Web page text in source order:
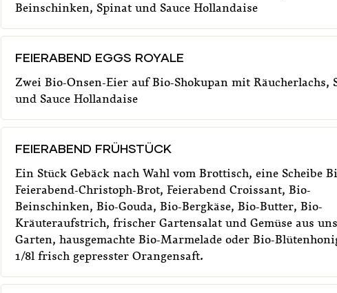
Beinschinken, Spinat und Sauce Hollandaise
FEIERABEND EGGS ROYALE
Zwei Bio-Onsen-Eier auf Bio-Shokupan mit Räucherlachs,
und Sauce Hollandaise
FEIERABEND FRÜHSTÜCK
Ein Stück Gebäck nach Wahl vom Brottisch, eine Scheibe
Feierabend-Christoph-Brot, Feierabend Croissant, Bio-
Beinschinken, Bio-Gouda, Bio-Bergkäse, Bio-Butter, Bio-
Kräuteraufstrich, frischer Gartensalat und Gemüse aus
Garten, hausgemachte Bio-Marmelade oder Bio-
1/8l frisch gepresster Orangensaft.